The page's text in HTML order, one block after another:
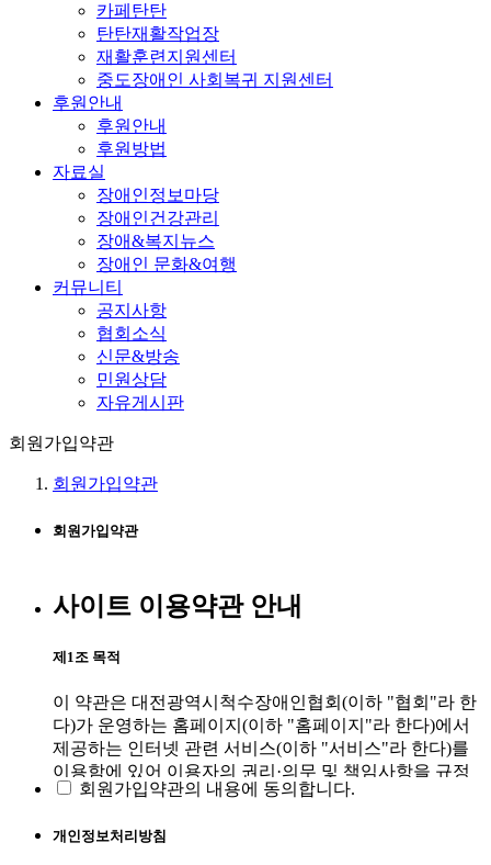
카페탄탄
탄탄재활작업장
재활훈련지원센터
중도장애인 사회복귀 지원센터
후원안내
후원안내
후원방법
자료실
장애인정보마당
장애인건강관리
장애&복지뉴스
장애인 문화&여행
커뮤니티
공지사항
협회소식
신문&방송
민원상담
자유게시판
회원가입약관
회원가입약관
회원가입약관
사이트 이용약관 안내
제1조 목적
이 약관은 대전광역시척수장애인협회(이하 "협회"라 한
다)가 운영하는 홈페이지(이하 "홈페이지"라 한다)에서
제공하는 인터넷 관련 서비스(이하 "서비스"라 한다)를
이용함에 있어 이용자의 권리·의무 및 책임사항을 규정
함을 목적으로 합니다.
※「PC통신, 무선 등을 이용하는 전자상거래에 대해서
회원가입약관의 내용에 동의합니다.
개인정보처리방침